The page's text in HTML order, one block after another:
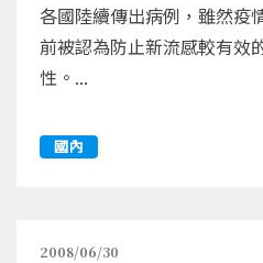
各國陸續傳出病例，雖然疫
前被認為防止新流感較有效
性。...
國內
2008/06/30